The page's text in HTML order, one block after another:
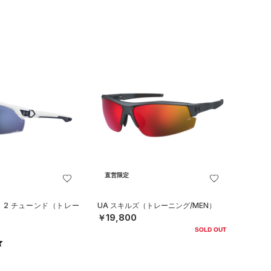
2 チューンド（トレー
直営限定
UA スキルズ（トレーニング/MEN）
￥19,800
SOLD OUT